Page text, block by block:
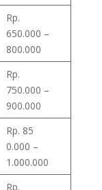
Rp.
650.000 –
800.000
Rp.
750.000 –
900.000
Rp. 85
0.000 –
1.000.000
Rp.